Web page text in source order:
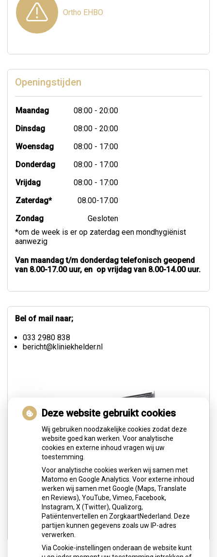
Ortho EHBO
Openingstijden
Maandag
08:00 - 20:00
Dinsdag
08:00 - 20:00
Woensdag
08:00 - 17:00
Donderdag
08:00 - 17:00
Vrijdag
08:00 - 17:00
Zaterdag*
08.00-17.00
Zondag
Gesloten
*om de week is er op zaterdag een mondhygiënist
aanwezig
Van maandag t/m donderdag telefonisch geopend
van 8.00-17.00 uur, en op vrijdag van 8.00-14.00 uur.
Bel of mail naar;
033 2980 838
bericht@kliniekhelder.nl
Deze website gebruikt cookies
Wij gebruiken noodzakelijke cookies zodat deze
website goed kan werken. Voor analytische
cookies en externe inhoud vragen wij uw
toestemming.
Voor analytische cookies werken wij samen met
Matomo en Google Analytics. Voor externe inhoud
werken wij samen met Google (Maps, Translate
en Reviews), YouTube, Vimeo, Facebook,
Instagram, X (Twitter), Qualizorg,
Patiëntenvertellen en ZorgkaartNederland. Deze
partijen kunnen gegevens zoals uw IP-adres
verwerken.
Via Cookie-instellingen onderaan de website kunt